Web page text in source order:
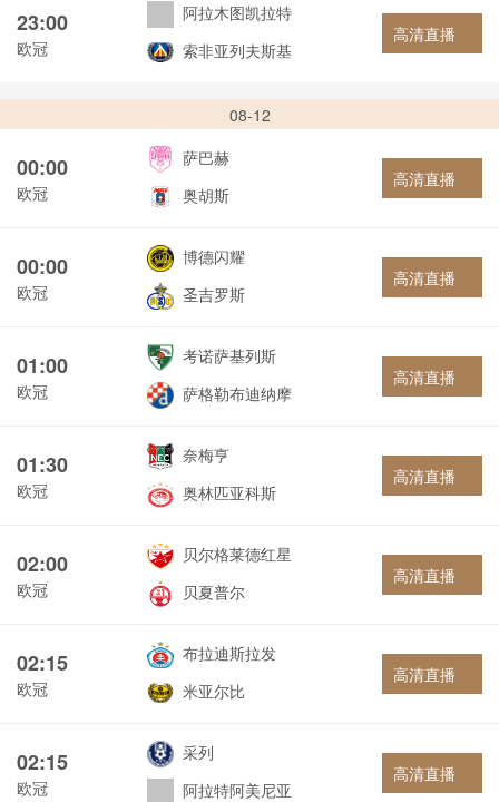
23:00
欧冠
阿拉木图凯拉特
索非亚列夫斯基
高清直播
08-12
00:00
欧冠
萨巴赫
奥胡斯
高清直播
00:00
欧冠
博德闪耀
圣吉罗斯
高清直播
01:00
欧冠
考诺萨基列斯
萨格勒布迪纳摩
高清直播
01:30
欧冠
奈梅亨
奥林匹亚科斯
高清直播
02:00
欧冠
贝尔格莱德红星
贝夏普尔
高清直播
02:15
欧冠
布拉迪斯拉发
米亚尔比
高清直播
02:15
欧冠
采列
阿拉特阿美尼亚
高清直播